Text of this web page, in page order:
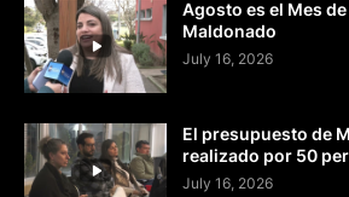
Agosto es el Mes
Maldonado
July 16, 2026
El presupuesto de
realizado por 50
July 16, 2026